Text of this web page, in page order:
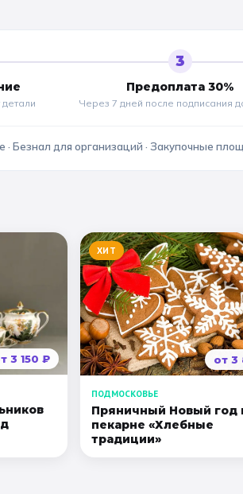
3
Предоплата 30%
Через 7 дней после подписания
· Безнал для организаций · Закупочные
3 150 ₽
ХИТ
от 3
ПОДМОСКОВЬЕ
Пряничный Новый год
пекарне «Хлебные
традиции»